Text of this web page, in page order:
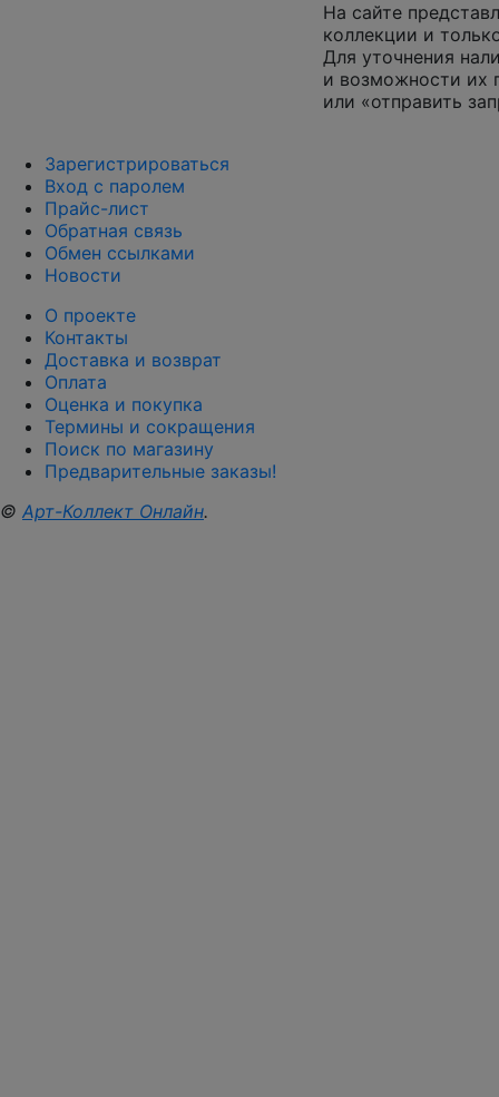
На сайте
коллекции и
Для уточнения
и возможности их
или «отправить
Зарегистрироваться
Вход с паролем
Прайс-лист
Обратная связь
Обмен ссылками
Новости
О проекте
Контакты
Доставка и возврат
Оплата
Оценка и покупка
Термины и сокращения
Поиск по магазину
Предварительные заказы!
© Арт-Коллект Онлайн.